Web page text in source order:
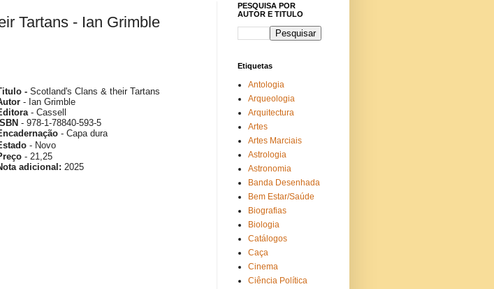
Tartans - Ian Grimble
-Scotland's Clans & their Tartans
- Ian Grimble
- Cassell
ISBN - 978-1-78840-593-5
- Capa dura
- Novo
- 21,25
adicional :2025
PESQUISA POR
AUTOR E TITULO
Etiquetas
Antologia
Arqueologia
Arquitectura
Artes
Artes Marciais
Astrologia
Astronomia
Banda Desenhada
Bem Estar/Saúde
Biografias
Biologia
Catálogos
Caça
Cinema
Ciência Política